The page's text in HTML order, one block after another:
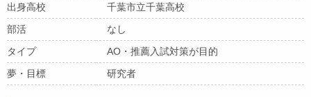
出身高校
千葉市立千葉高校
部活
なし
タイプ
AO・推薦入試対策が目的
夢・目標
研究者